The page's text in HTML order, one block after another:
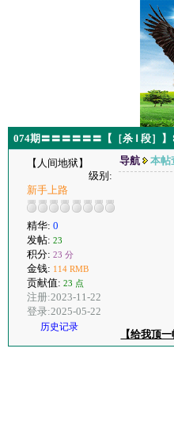
074期〓〓〓〓〓〓【［杀 Ⅰ 段］】
【人间地狱】
级别:
新手上路
精华: 0
发帖: 23
积分: 23 分
金钱: 114 RMB
贡献值: 23 点
注册:2023-11-22
登录:2025-05-22
历史记录
导航 本帖
【给我顶一